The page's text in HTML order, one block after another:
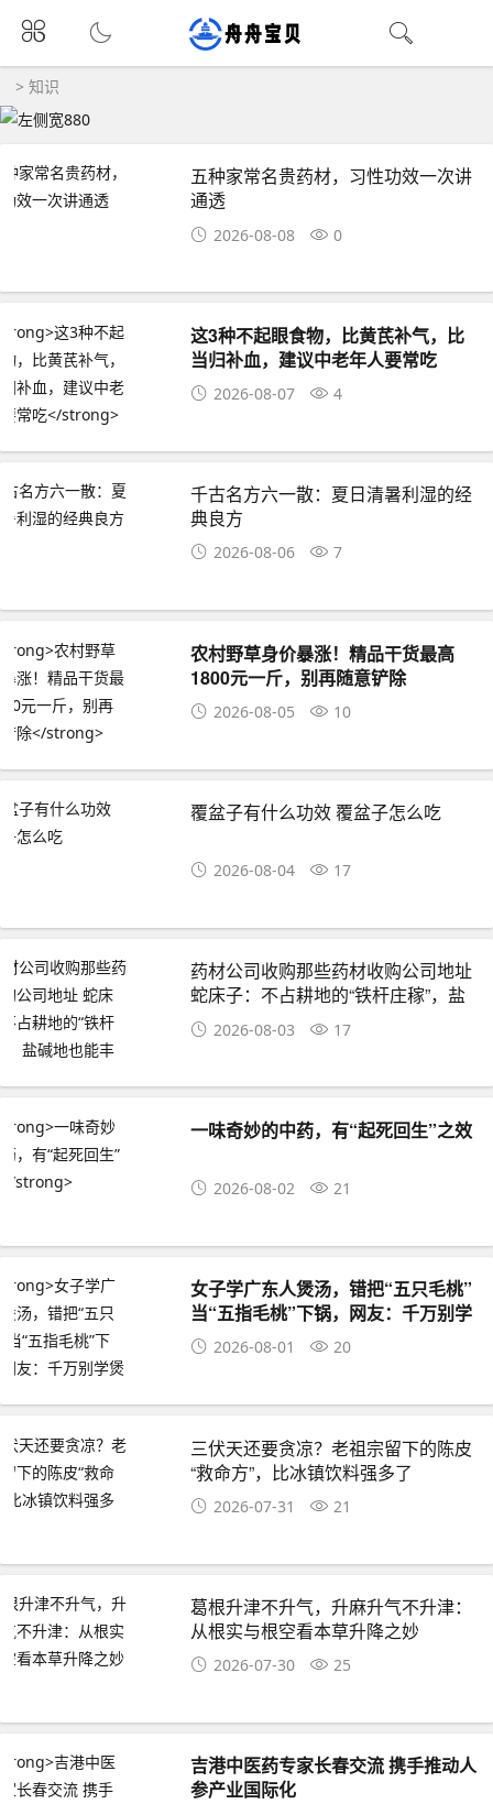
> 知识
五种家常名贵药材，习性功效一次讲
通透
2026-08-08 0
这3种不起眼食物，比黄芪补气，比
当归补血，建议中老年人要常吃
2026-08-07 4
千古名方六一散：夏日清暑利湿的经
典良方
2026-08-06 7
农村野草身价暴涨！精品干货最高
1800元一斤，别再随意铲除
2026-08-05 10
覆盆子有什么功效 覆盆子怎么吃
2026-08-04 17
药材公司收购那些药材收购公司地址
蛇床子：不占耕地的“铁杆庄稼”，盐
碱地也能丰收
2026-08-03 17
一味奇妙的中药，有“起死回生”之效
2026-08-02 21
女子学广东人煲汤，错把“五只毛桃”
当“五指毛桃”下锅，网友：千万别学
煲仔饭
2026-08-01 20
三伏天还要贪凉？老祖宗留下的陈皮
“救命方”，比冰镇饮料强多了
2026-07-31 21
葛根升津不升气，升麻升气不升津：
从根实与根空看本草升降之妙
2026-07-30 25
吉港中医药专家长春交流 携手推动人
参产业国际化